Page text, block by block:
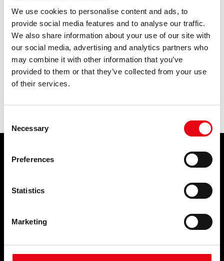
We use cookies to personalise content and ads, to
provide social media features and to analyse our traffic.
We also share information about your use of our site with
our social media, advertising and analytics partners who
may combine it with other information that you’ve
provided to them or that they’ve collected from your use
of their services.
Selection
Necessary
Preferences
Statistics
Marketing
fonctionnement de -20 / + 220 ° C et une pression
maximale de 16 bars.
En savoir plus
L'expert Repond
PRODUITS
ÉVÉNEMENTS ET
Événements et nouvelles
SOCIÉTÉ
CONTACTS